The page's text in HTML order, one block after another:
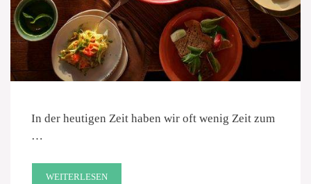
In der heutigen Zeit haben wir oft wenig Zeit zum
…
WEITERLESEN